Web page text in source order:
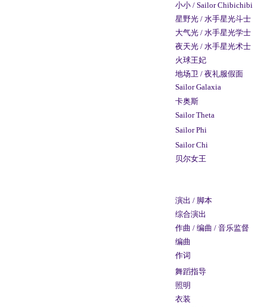
小小 / Sailor Chibichibi
星野光 / 水手星光斗士
大气光 / 水手星光学士
夜天光 / 水手星光术士
火球王妃
地场卫 / 夜礼服假面
Sailor Galaxia
卡奥斯
Sailor Theta
Sailor Phi
Sailor Chi
贝尔女王
演出 / 脚本
综合演出
作曲 / 编曲 / 音乐监督
编曲
作词
舞蹈指导
照明
衣装